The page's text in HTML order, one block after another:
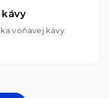
voňavej kávy.